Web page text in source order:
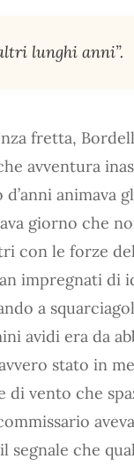
lunghi anni”.
fretta,
avventura
animava
giorno che
con le forze
impregnati di
a
avidi era da
stato in
vento che
che